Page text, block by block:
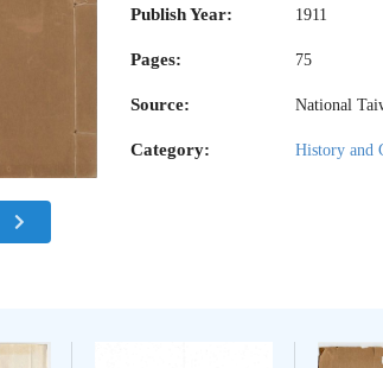
Publish Year: 1911
Pages: 75
Source: National
Category: History and